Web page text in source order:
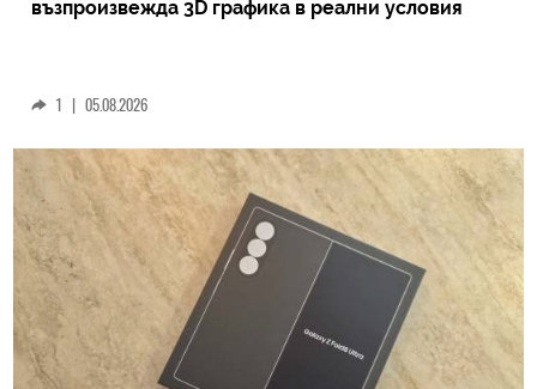
възпроизвежда 3D графика в реални условия
1 | 05.08.2026